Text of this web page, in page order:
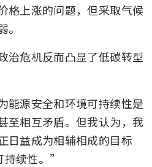
格上涨的问题，但采取气候
治危机反而凸显了低碳转型
源安全和环境可持续性是
至相互矛盾。但我认为，我
日益成为相辅相成的目标
续性。”